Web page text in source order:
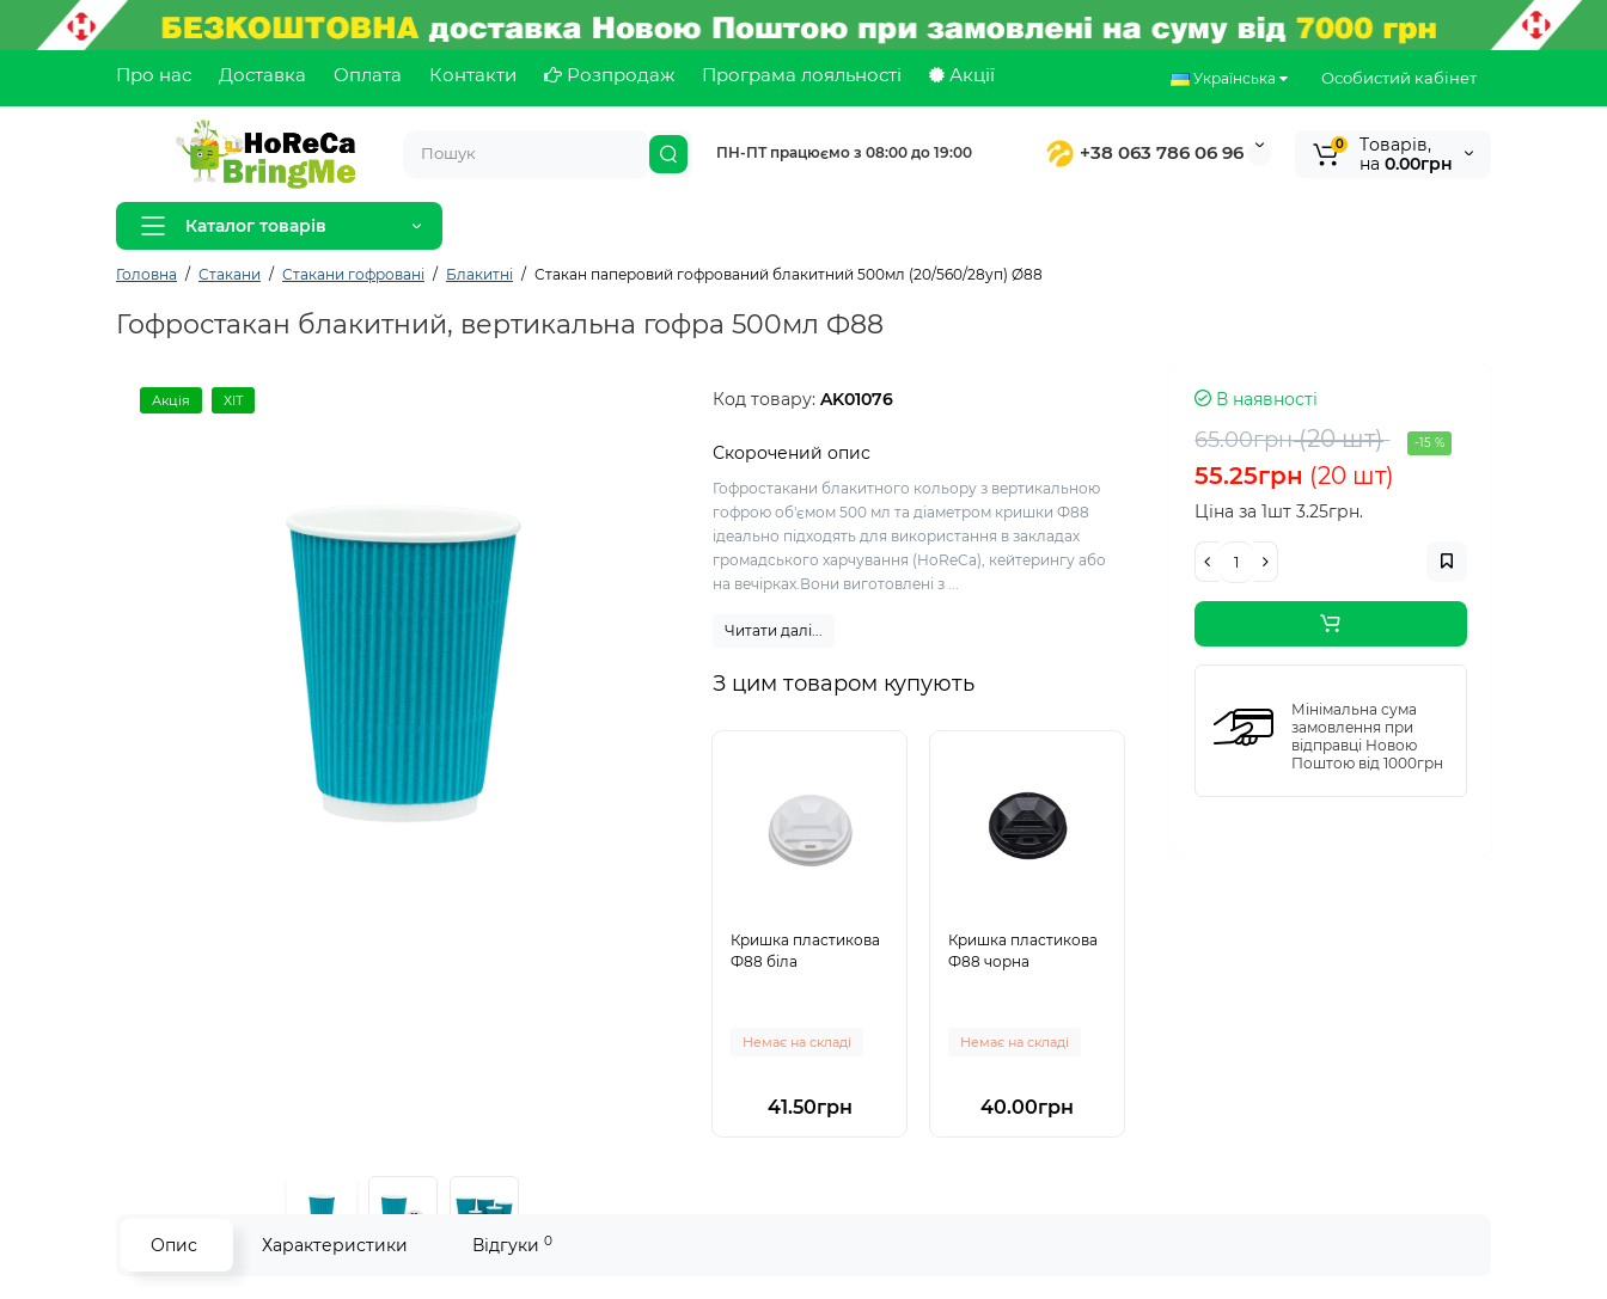
Про нас Доставка Оплата Контакти Розпродаж Програма лояльності Акції Особистий кабінет
Українська
ПН-ПТ працюємо з 08:00 до 19:00 +38 063 786 06 96 0
Tоварів,
на 0.00грн
Каталог товарів
Головна Стакани Стакани гофровані Блакитні Стакан паперовий гофрований блакитний 500мл (20/560/28уп) Ø88
Гофростакан блакитний, вертикальна гофра 500мл Ф88
Акція ХІТ Код товару:AK01076
Скорочений опис
Гофростакани блакитного кольору з вертикальною
гофрою об'ємом 500 мл та діаметром кришки Ф88
ідеально підходять для використання в закладах
громадського харчування (HoReCa), кейтерингу або
на вечірках.Вони виготовлені з ...
Читати далі...
З цим товаром купують
Кришка пластикова
Ф88 біла
Немає на складі
41.50грн
Кришка пластикова
Ф88 чорна
Немає на складі
40.00грн
В наявності
65.00грн(20 шт) -15 %
55.25грн (20 шт)
Ціна за 1шт 3.25грн.
Мінімальна сума
замовлення при
відправці Новою
Поштою від 1000грн
Опис Характеристики Відгуки 0